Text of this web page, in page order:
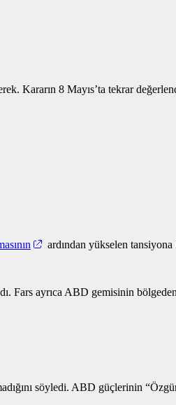
Kararın 8 Mayıs’ta tekrar
ardından yükselen tansiyona
Fars ayrıca ABD gemisinin
söyledi. ABD güçlerinin